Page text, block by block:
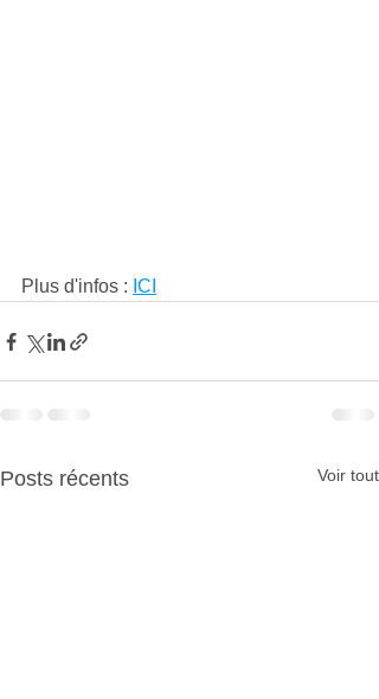
Plus d'infos : ICI
Posts récents Voir tout